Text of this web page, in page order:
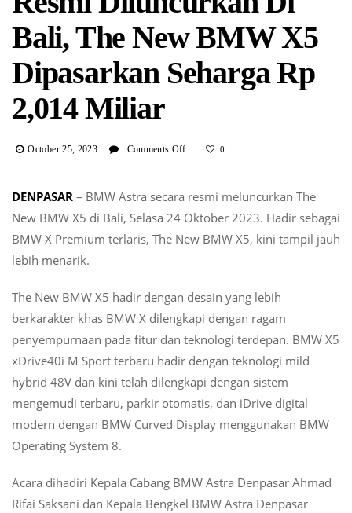
Bali, The New BMW X5
Dipasarkan Seharga Rp
2,014 Miliar
October 25, 2023 Comments Off
Di
Bali,
The
Dipasarkan
Seharga
Rp
2,014
Miliar
0
DENPASAR – BMW Astra secara resmi meluncurkan The
New BMW X5 di Bali, Selasa 24 Oktober 2023. Hadir sebagai
BMW X Premium terlaris, The New BMW X5, kini tampil jauh
lebih menarik.
The New BMW X5 hadir dengan desain yang lebih
berkarakter khas BMW X dilengkapi dengan ragam
penyempurnaan pada fitur dan teknologi terdepan. BMW X5
xDrive40i M Sport terbaru hadir dengan teknologi mild
hybrid 48V dan kini telah dilengkapi dengan sistem
mengemudi terbaru, parkir otomatis, dan iDrive digital
modern dengan BMW Curved Display menggunakan BMW
Operating System 8.
Acara dihadiri Kepala Cabang BMW Astra Denpasar Ahmad
Rifai Saksani dan Kepala Bengkel BMW Astra Denpasar